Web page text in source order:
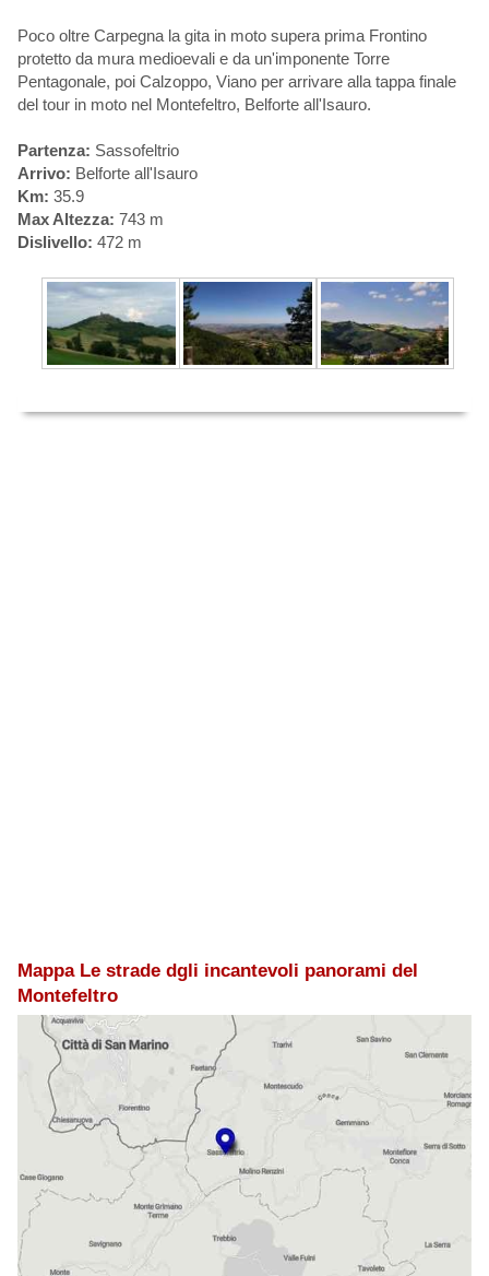
Poco oltre Carpegna la gita in moto supera prima Frontino
protetto da mura medioevali e da un'imponente Torre
Pentagonale, poi Calzoppo, Viano per arrivare alla tappa finale
del tour in moto nel Montefeltro, Belforte all'Isauro.
Partenza: Sassofeltrio
Arrivo: Belforte all'Isauro
Km: 35.9
Max Altezza: 743 m
Dislivello: 472 m
Mappa Le strade dgli incantevoli panorami del
Montefeltro